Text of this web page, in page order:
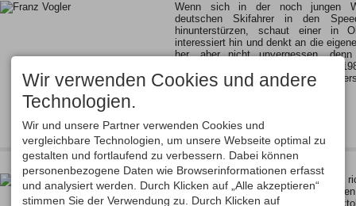
Wenn sich in der noch jungen
deutschen Skifahrer in den
hinunterstürzen, schaut einer in
interessiert hin und denkt an die
her, aber nicht unvergessen,
Weltmeister Hansjörg Tauscher, der
der Abfahrt die Welt überraschte.
Und der holte sich vor 50…
Felix Urlaub mischt wieder mit
Die Skisaison hatte noch gar nicht
Felix Urlaub schon wieder
Hüftbeuger, den er sich Ende
Wir verwenden Cookies und andere
Technologien.
Wir und unsere Partner verwenden Cookies und
vergleichbare Technologien, um unsere Webseite optimal zu
gestalten und fortlaufend zu verbessern. Dabei können
personenbezogene Daten wie Browserinformationen erfasst
und analysiert werden. Durch Klicken auf „Alle akzeptieren“
stimmen Sie der Verwendung zu. Durch Klicken auf